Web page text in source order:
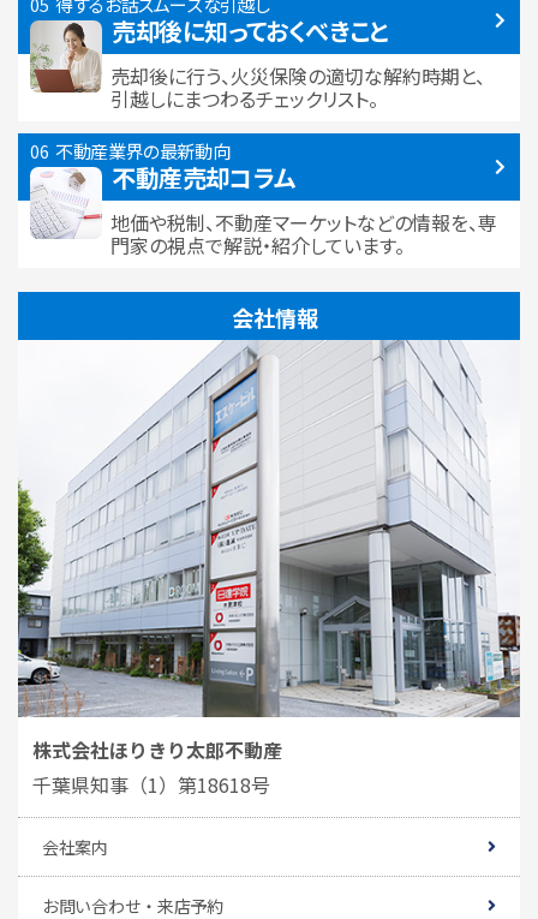
売却後に知っておくべきこと
売却後に行う、火災保険の適切な解約時期と、
引越しにまつわるチェックリスト。
不動産業界の最新動向
不動産売却コラム
地価や税制、不動産マーケットなどの情報を、専
門家の視点で解説・紹介しています。
会社情報
株式会社ほりきり太郎不動産
千葉県知事（1）第18618号
会社案内
お問い合わせ・来店予約